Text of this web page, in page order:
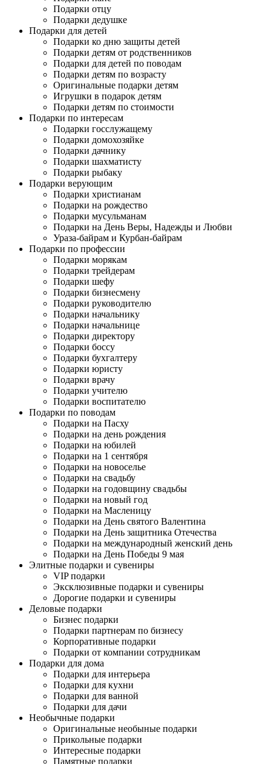
Подарки отцу
Подарки дедушке
Подарки для детей
Подарки ко дню защиты детей
Подарки детям от родственников
Подарки для детей по поводам
Подарки детям по возрасту
Оригинальные подарки детям
Игрушки в подарок детям
Подарки детям по стоимости
Подарки по интересам
Подарки госслужащему
Подарки домохозяйке
Подарки дачнику
Подарки шахматисту
Подарки рыбаку
Подарки верующим
Подарки христианам
Подарки на рождество
Подарки мусульманам
Подарки на День Веры, Надежды и Любви
Ураза-байрам и Курбан-байрам
Подарки по профессии
Подарки морякам
Подарки трейдерам
Подарки шефу
Подарки бизнесмену
Подарки руководителю
Подарки начальнику
Подарки начальнице
Подарки директору
Подарки боссу
Подарки бухгалтеру
Подарки юристу
Подарки врачу
Подарки учителю
Подарки воспитателю
Подарки по поводам
Подарки на Пасху
Подарки на день рождения
Подарки на юбилей
Подарки на 1 сентября
Подарки на новоселье
Подарки на свадьбу
Подарки на годовщину свадьбы
Подарки на новый год
Подарки на Масленицу
Подарки на День святого Валентина
Подарки на День защитника Отечества
Подарки на международный женский день
Подарки на День Победы 9 мая
Элитные подарки и сувениры
VIP подарки
Эксклюзивные подарки и сувениры
Дорогие подарки и сувениры
Деловые подарки
Бизнес подарки
Подарки партнерам по бизнесу
Корпоративные подарки
Подарки от компании сотрудникам
Подарки для дома
Подарки для интерьера
Подарки для кухни
Подарки для ванной
Подарки для дачи
Необычные подарки
Оригинальные необыные подарки
Прикольные подарки
Интересные подарки
Памятные подарки